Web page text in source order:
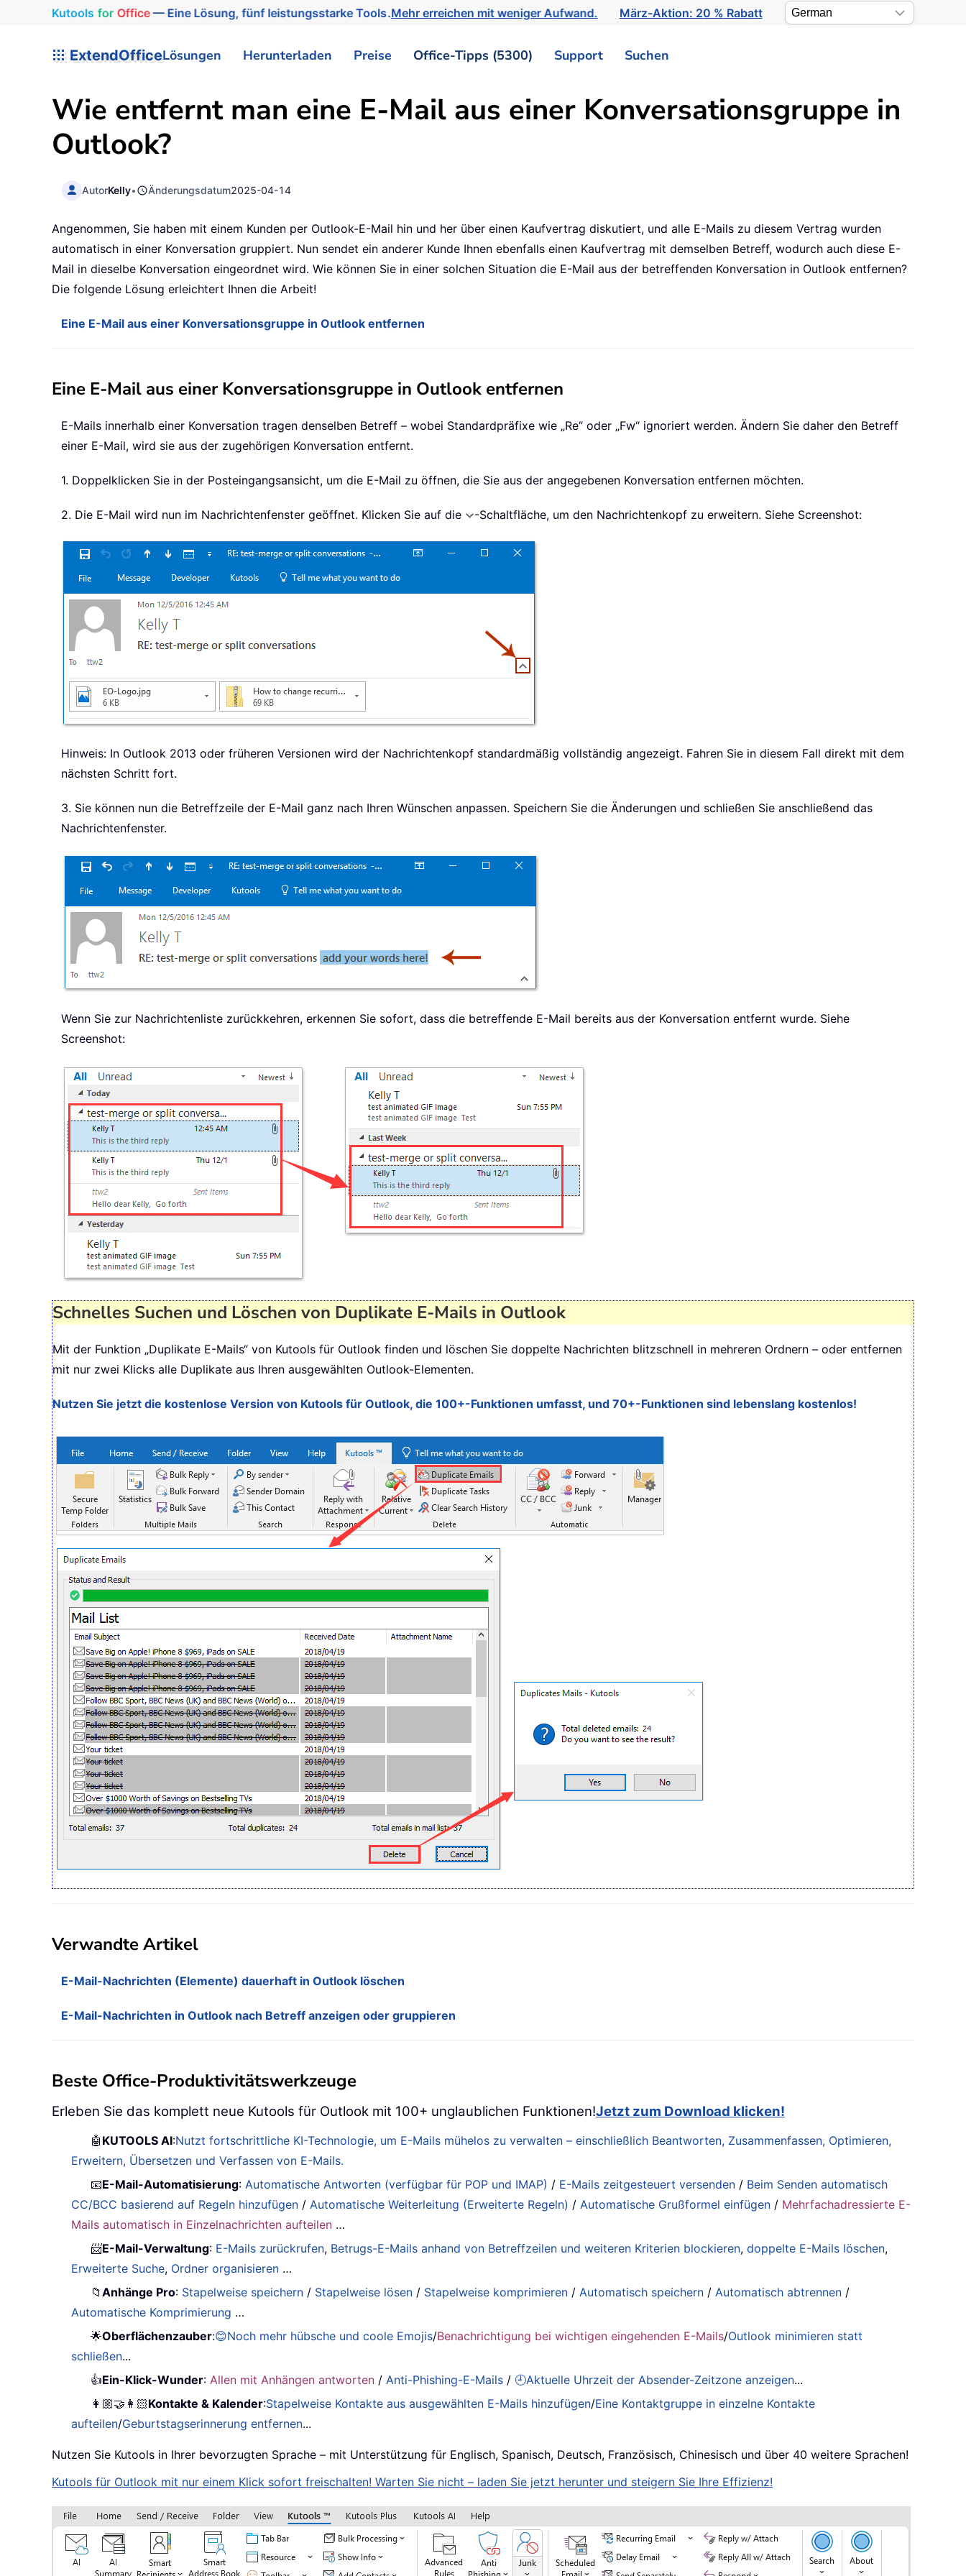
Kutools for Office— Eine Lösung, fünf leistungsstarke Tools.Mehr erreichen mit weniger Aufwand. März-Aktion: 20 % Rabatt
ExtendOfficeLösungen Herunterladen Preise Office-Tipps (5300) Support Suchen
Wie entfernt man eine E-Mail aus einer Konversationsgruppe in
Outlook?
AutorKelly• Änderungsdatum2025-04-14
Angenommen, Sie haben mit einem Kunden per Outlook-E-Mail hin und her über einen Kaufvertrag diskutiert, und alle E-Mails zu diesem Vertrag wurden
automatisch in einer Konversation gruppiert. Nun sendet ein anderer Kunde Ihnen ebenfalls einen Kaufvertrag mit demselben Betreff, wodurch auch diese E-
Mail in dieselbe Konversation eingeordnet wird. Wie können Sie in einer solchen Situation die E-Mail aus der betreffenden Konversation in Outlook entfernen?
Die folgende Lösung erleichtert Ihnen die Arbeit!
Eine E-Mail aus einer Konversationsgruppe in Outlook entfernen
Eine E-Mail aus einer Konversationsgruppe in Outlook entfernen
E-Mails innerhalb einer Konversation tragen denselben Betreff – wobei Standardpräfixe wie „Re“ oder „Fw“ ignoriert werden. Ändern Sie daher den Betreff
einer E-Mail, wird sie aus der zugehörigen Konversation entfernt.
1. Doppelklicken Sie in der Posteingangsansicht, um die E-Mail zu öffnen, die Sie aus der angegebenen Konversation entfernen möchten.
2. Die E-Mail wird nun im Nachrichtenfenster geöffnet. Klicken Sie auf die -Schaltfläche, um den Nachrichtenkopf zu erweitern. Siehe Screenshot:
Hinweis: In Outlook 2013 oder früheren Versionen wird der Nachrichtenkopf standardmäßig vollständig angezeigt. Fahren Sie in diesem Fall direkt mit dem
nächsten Schritt fort.
3. Sie können nun die Betreffzeile der E-Mail ganz nach Ihren Wünschen anpassen. Speichern Sie die Änderungen und schließen Sie anschließend das
Nachrichtenfenster.
Wenn Sie zur Nachrichtenliste zurückkehren, erkennen Sie sofort, dass die betreffende E-Mail bereits aus der Konversation entfernt wurde. Siehe
Screenshot:
Schnelles Suchen und Löschen von Duplikate E-Mails in Outlook
Mit der Funktion „Duplikate E-Mails“ von Kutools für Outlook finden und löschen Sie doppelte Nachrichten blitzschnell in mehreren Ordnern – oder entfernen
mit nur zwei Klicks alle Duplikate aus Ihren ausgewählten Outlook-Elementen.
Nutzen Sie jetzt die kostenlose Version von Kutools für Outlook, die 100+-Funktionen umfasst, und 70+-Funktionen sind lebenslang kostenlos!
Verwandte Artikel
E-Mail-Nachrichten (Elemente) dauerhaft in Outlook löschen
E-Mail-Nachrichten in Outlook nach Betreff anzeigen oder gruppieren
Beste Office-Produktivitätswerkzeuge
Erleben Sie das komplett neue Kutools für Outlook mit 100+ unglaublichen Funktionen!Jetzt zum Download klicken!
🤖 KUTOOLS AI:Nutzt fortschrittliche KI-Technologie, um E-Mails mühelos zu verwalten – einschließlich Beantworten, Zusammenfassen, Optimieren,
Erweitern, Übersetzen und Verfassen von E-Mails.
📧E-Mail-Automatisierung:Automatische Antworten (verfügbar für POP und IMAP) / E-Mails zeitgesteuert versenden / Beim Senden automatisch
CC/BCC basierend auf Regeln hinzufügen /Automatische Weiterleitung (Erweiterte Regeln) /Automatische Grußformel einfügen / Mehrfachadressierte E-
Mails automatisch in Einzelnachrichten aufteilen …
📨E-Mail-Verwaltung: E-Mails zurückrufen, Betrugs-E-Mails anhand von Betreffzeilen und weiteren Kriterien blockieren,doppelte E-Mails löschen,
Erweiterte Suche, Ordner organisieren …
📁Anhänge Pro: Stapelweise speichern / Stapelweise lösen / Stapelweise komprimieren /Automatisch speichern /Automatisch abtrennen /
Automatische Komprimierung …
🌟Oberflächenzauber:😊Noch mehr hübsche und coole Emojis/Benachrichtigung bei wichtigen eingehenden E-Mails/Outlook minimieren statt
schließen...
👍Ein-Klick-Wunder:Allen mit Anhängen antworten /Anti-Phishing-E-Mails / 🕘Aktuelle Uhrzeit der Absender-Zeitzone anzeigen...
👩🏼‍🤝‍👩🏻Kontakte & Kalender:Stapelweise Kontakte aus ausgewählten E-Mails hinzufügen/Eine Kontaktgruppe in einzelne Kontakte
aufteilen/Geburtstagserinnerung entfernen...
Nutzen Sie Kutools in Ihrer bevorzugten Sprache – mit Unterstützung für Englisch, Spanisch, Deutsch, Französisch, Chinesisch und über 40 weitere Sprachen!
Kutools für Outlook mit nur einem Klick sofort freischalten! Warten Sie nicht – laden Sie jetzt herunter und steigern Sie Ihre Effizienz!